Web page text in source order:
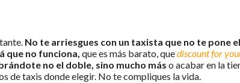
No te arriesgues con un taxista que no te pone
que no funciona, que es más barato, quediscount for
no el doble, sino mucho más o acabar en la
de taxis donde elegir. No te compliques la vida.